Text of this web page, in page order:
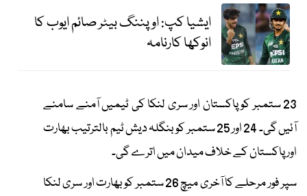
ایشیا کپ: اوپننگ بیٹر صائم ایوب کا
انوکھا کارنامہ
23 ستمبر کو پاکستان اور سری لنکا کی ٹیمیں آمنے سامنے
آئیں گی۔ 24 اور 25 ستمبر کو بنگلہ دیش ٹیم بالترتیب بھارت
اور پاکستان کے خلاف میدان میں اترے گی۔
سپر فور مرحلے کا آخری میچ 26 ستمبر کو بھارت اور سری لنکا